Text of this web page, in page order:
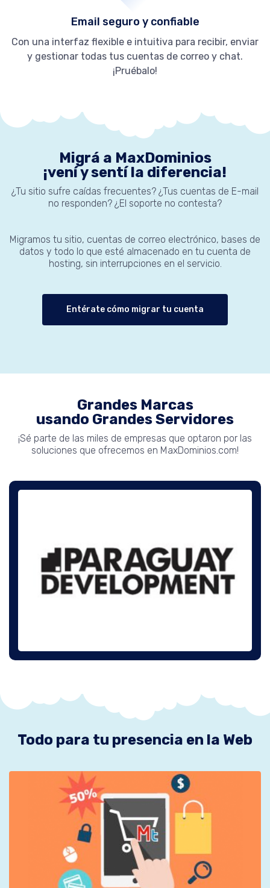
Email seguro y confiable
Con una interfaz flexible e intuitiva para recibir, enviar
y gestionar todas tus cuentas de correo y chat.
¡Pruébalo!
Migrá a MaxDominios
¡vení y sentí la diferencia!
¿Tu sitio sufre caídas frecuentes? ¿Tus cuentas de E-mail
no responden? ¿El soporte no contesta?
Migramos tu sitio, cuentas de correo electrónico, bases de
datos y todo lo que esté almacenado en tu cuenta de
hosting, sin interrupciones en el servicio.
Entérate cómo migrar tu cuenta
Grandes Marcas
usando Grandes Servidores
¡Sé parte de las miles de empresas que optaron por las
soluciones que ofrecemos en MaxDominios.com!
Todo para tu presencia en la Web